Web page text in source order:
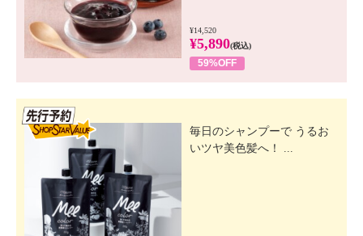
¥14,520
¥5,890(税込)
59%OFF
毎日のシャンプーで うるお
いツヤ美色髪へ！ ...